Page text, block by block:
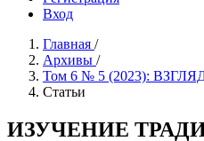
Вход
Главная /
Архивы /
Том 6 № 5 (2023):
Статьи
ИЗУЧЕНИЕ